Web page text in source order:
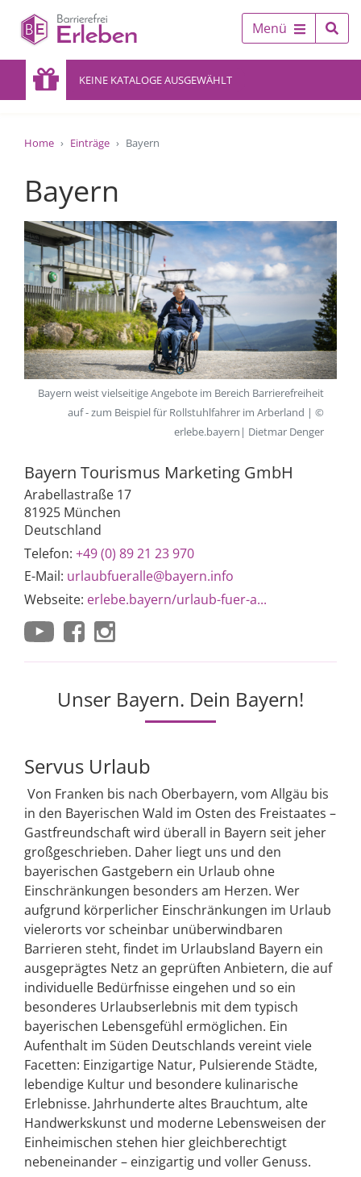
Menü
KEINE KATALOGE AUSGEWÄHLT
Home Einträge Bayern
Bayern
Bayern weist vielseitige Angebote im Bereich Barrierefreiheit
auf - zum Beispiel für Rollstuhlfahrer im Arberland | ©
erlebe.bayern| Dietmar Denger
Bayern Tourismus Marketing GmbH
Arabellastraße 17
81925 München
Deutschland
Telefon: +49 (0) 89 21 23 970
E-Mail: urlaubfueralle@bayern.info
Webseite: erlebe.bayern/urlaub-fuer-a...
Unser Bayern. Dein Bayern!
Servus Urlaub
Von Franken bis nach Oberbayern, vom Allgäu bis
in den Bayerischen Wald im Osten des Freistaates –
Gastfreundschaft wird überall in Bayern seit jeher
großgeschrieben. Daher liegt uns und den
bayerischen Gastgebern ein Urlaub ohne
Einschränkungen besonders am Herzen. Wer
aufgrund körperlicher Einschränkungen im Urlaub
vielerorts vor scheinbar unüberwindbaren
Barrieren steht, findet im Urlaubsland Bayern ein
ausgeprägtes Netz an geprüften Anbietern, die auf
individuelle Bedürfnisse eingehen und so ein
besonderes Urlaubserlebnis mit dem typisch
bayerischen Lebensgefühl ermöglichen. Ein
Aufenthalt im Süden Deutschlands vereint viele
Facetten: Einzigartige Natur, Pulsierende Städte,
lebendige Kultur und besondere kulinarische
Erlebnisse. Jahrhunderte altes Brauchtum, alte
Handwerkskunst und moderne Lebensweisen der
Einheimischen stehen hier gleichberechtigt
nebeneinander – einzigartig und voller Genuss.